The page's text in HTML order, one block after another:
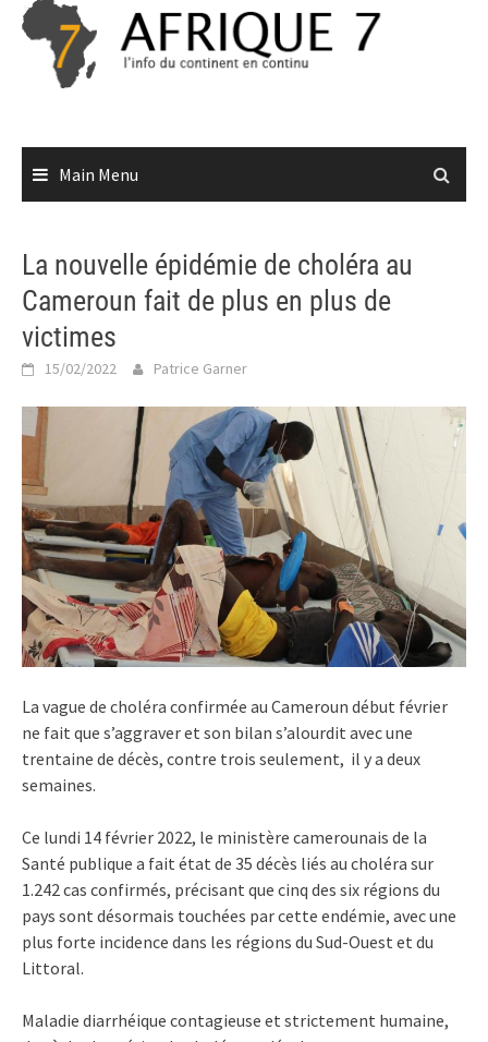
Skip
content
Main Menu
La nouvelle épidémie de choléra au
Cameroun fait de plus en plus de
victimes
15/02/2022 Patrice Garner
La vague de choléra confirmée au Cameroun début février
ne fait que s’aggraver et son bilan s’alourdit avec une
trentaine de décès, contre trois seulement, il y a deux
semaines.
Ce lundi 14 février 2022, le ministère camerounais de la
Santé publique a fait état de 35 décès liés au choléra sur
1.242 cas confirmés, précisant que cinq des six régions du
pays sont désormais touchées par cette endémie, avec une
plus forte incidence dans les régions du Sud-Ouest et du
Littoral.
Maladie diarrhéique contagieuse et strictement humaine,